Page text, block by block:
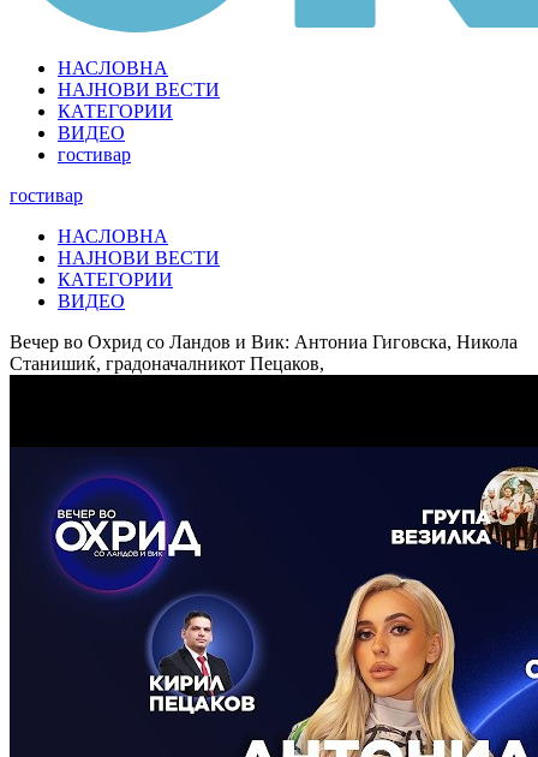
НАСЛОВНА
НАЈНОВИ ВЕСТИ
КАТЕГОРИИ
ВИДЕО
гостивар
гостивар
НАСЛОВНА
НАЈНОВИ ВЕСТИ
КАТЕГОРИИ
ВИДЕО
Вечер во Охрид со Ландов и Вик: Антониа Гиговска, Никола
Станишиќ, градоначалникот Пецаков,